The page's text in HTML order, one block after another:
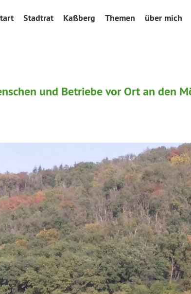
Stadtrat Kaßberg Themen über mich
und Betriebe vor Ort an den